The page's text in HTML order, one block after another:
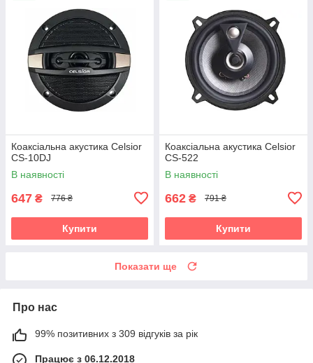
Коаксіальна акустика Celsior
CS-10DJ
В наявності
647 ₴ 776 ₴
Купити
Коаксіальна акустика Celsior
CS-522
В наявності
662 ₴ 791 ₴
Купити
Показати ще
Про нас
99% позитивних з 309 відгуків за рік
Працює з 06.12.2018